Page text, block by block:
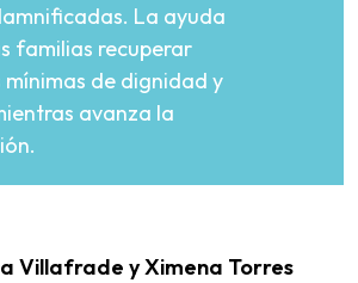
La ayuda
familias recuperar
de dignidad y
avanza la
Villafrade y Ximena Torres